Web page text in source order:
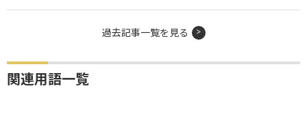
過去記事一覧を見る
関連用語一覧